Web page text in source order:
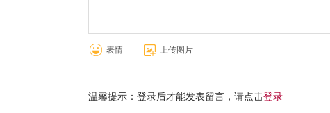
表情 上传图片
温馨提示：登录后才能发表留言，请点击登录